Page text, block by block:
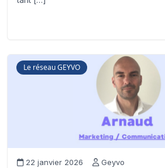
Le réseau GEYVO
22 janvier 2026 Geyvo